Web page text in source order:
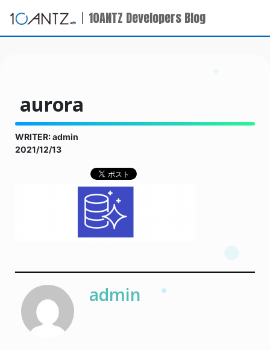
10ANTZ Developers Blog
aurora
WRITER: admin
2021/12/13
admin